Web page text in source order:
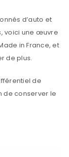
d’auto et
voici une œuvre
in France, et
de plus.
de
de conserver le